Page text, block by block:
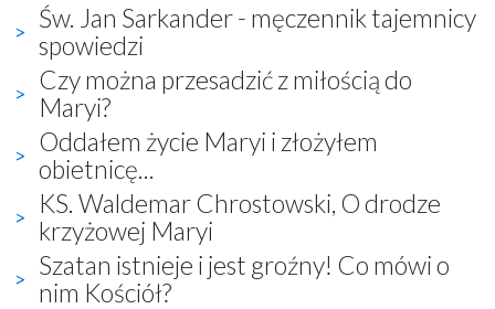
Św. Jan Sarkander - męczennik tajemnicy
spowiedzi
Czy można przesadzić z miłością do
Maryi?
Oddałem życie Maryi i złożyłem
obietnicę...
KS. Waldemar Chrostowski, O drodze
krzyżowej Maryi
Szatan istnieje i jest groźny! Co mówi o
nim Kościół?